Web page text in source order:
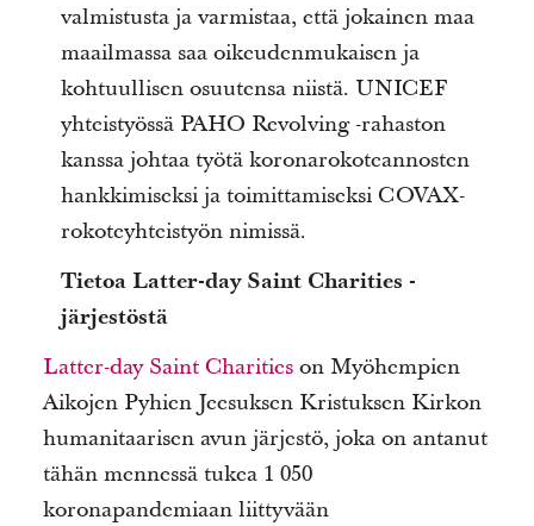
valmistusta ja varmistaa, että jokainen maa
maailmassa saa oikeudenmukaisen ja
kohtuullisen osuutensa niistä. UNICEF
yhteistyössä PAHO Revolving -rahaston
kanssa johtaa työtä koronarokoteannosten
hankkimiseksi ja toimittamiseksi COVAX-
rokoteyhteistyön nimissä.
Tietoa Latter-day Saint Charities -
järjestöstä
Latter-day Saint Charitieson Myöhempien
Aikojen Pyhien Jeesuksen Kristuksen Kirkon
humanitaarisen avun järjestö, joka on antanut
tähän mennessä tukea 1 050
koronapandemiaan liittyvään